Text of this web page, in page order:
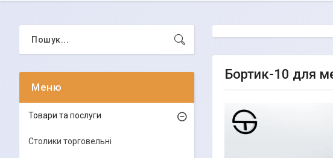
Бортик-10 для
Товари та послуги
Столики торговельні